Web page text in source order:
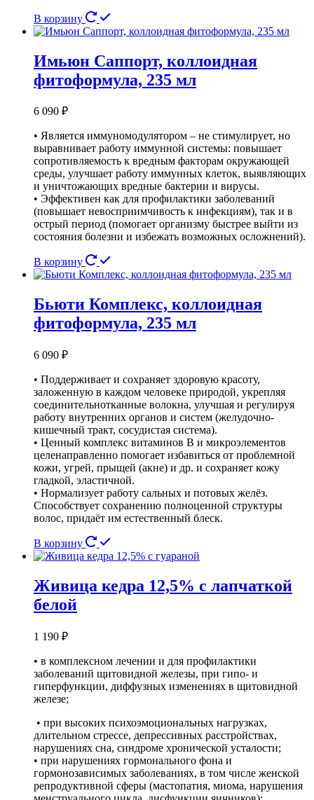
В корзину
Имьюн Саппорт, коллоидная
фитоформула, 235 мл
6 090 ₽
• Является иммуномодулятором – не стимулирует, но
выравнивает работу иммунной системы: повышает
сопротивляемость к вредным факторам окружающей
среды, улучшает работу иммунных клеток, выявляющих
и уничтожающих вредные бактерии и вирусы.
• Эффективен как для профилактики заболеваний
(повышает невосприимчивость к инфекциям), так и в
острый период (помогает организму быстрее выйти из
состояния болезни и избежать возможных осложнений).
В корзину
Бьюти Комплекс, коллоидная
фитоформула, 235 мл
6 090 ₽
• Поддерживает и сохраняет здоровую красоту,
заложенную в каждом человеке природой, укрепляя
соединительнотканные волокна, улучшая и регулируя
работу внутренних органов и систем (желудочно-
кишечный тракт, сосудистая система).
• Ценный комплекс витаминов В и микроэлементов
целенаправленно помогает избавиться от проблемной
кожи, угрей, прыщей (акне) и др. и сохраняет кожу
гладкой, эластичной.
• Нормализует работу сальных и потовых желёз.
Способствует сохранению полноценной структуры
волос, придаёт им естественный блеск.
В корзину
Живица кедра 12,5% с лапчаткой
белой
1 190 ₽
• в комплексном лечении и для профилактики
заболеваний щитовидной железы, при гипо- и
гиперфункции, диффузных изменениях в щитовидной
железе;
• при высоких психоэмоциональных нагрузках,
длительном стрессе, депрессивных расстройствах,
нарушениях сна, синдроме хронической усталости;
• при нарушениях гормонального фона и
гормонозависимых заболеваниях, в том числе женской
репродуктивной сферы (мастопатия, миома, нарушения